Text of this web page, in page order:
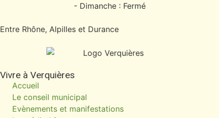
- Dimanche : Fermé
Entre Rhône, Alpilles et Durance
Vivre à Verquières
Accueil
Le conseil municipal
Evènements et manifestations